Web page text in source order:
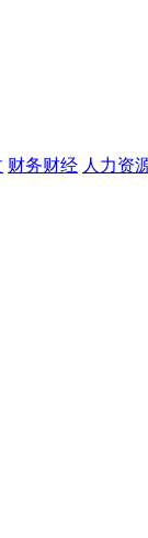
财务财经 人力资